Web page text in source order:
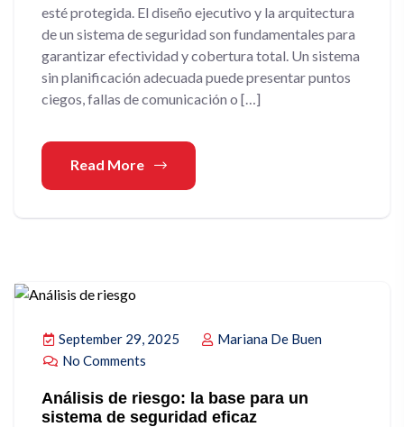
esté protegida. El diseño ejecutivo y la arquitectura
de un sistema de seguridad son fundamentales para
garantizar efectividad y cobertura total. Un sistema
sin planificación adecuada puede presentar puntos
ciegos, fallas de comunicación o […]
Read More
September 29, 2025
Mariana De Buen
No Comments
Análisis de riesgo: la base para un
sistema de seguridad eficaz